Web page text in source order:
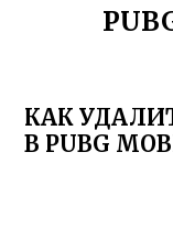
КАК
В PUBG